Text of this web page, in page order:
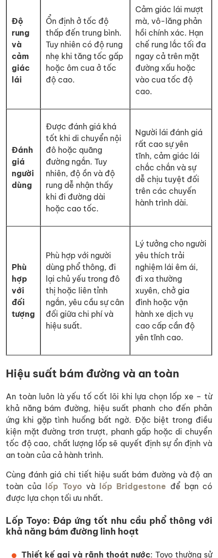
Độ
rung
và
cảm
giác
lái
Ổn định ở tốc độ
thấp đến trung bình.
Tuy nhiên có độ rung
nhẹ khi tăng tốc gấp
hoặc ôm cua ở tốc
độ cao.
Cảm giác lái mượt
mà, vô-lăng phản
hồi chính xác. Hạn
chế rung lắc tối đa
ngay cả trên mặt
đường xấu hoặc
vào cua tốc độ
cao.
Đánh
giá
người
dùng
Được đánh giá khá
tốt khi di chuyển nội
đô hoặc quãng
đường ngắn. Tuy
nhiên, độ ồn và độ
rung dễ nhận thấy
khi đi đường dài
hoặc cao tốc.
Người lái đánh giá
rất cao sự yên
tĩnh, cảm giác lái
chắc chắn và sự
dễ chịu tuyệt đối
trên các chuyến
hành trình dài.
Phù
hợp
với
đối
tượng
Phù hợp với người
dùng phổ thông, đi
lại chủ yếu trong đô
thị hoặc liên tỉnh
ngắn, yêu cầu sự cân
đối giữa chi phí và
hiệu suất.
Lý tưởng cho người
yêu thích trải
nghiệm lái êm ái,
đi xa thường
xuyên, chở gia
đình hoặc vận
hành xe dịch vụ
cao cấp cần độ
yên tĩnh cao.
Hiệu suất bám đường và an toàn
An toàn luôn là yếu tố cốt lõi khi lựa chọn lốp xe – từ
khả năng bám đường, hiệu suất phanh cho đến phản
ứng khi gặp tình huống bất ngờ. Đặc biệt trong điều
kiện mặt đường trơn trượt, phanh gấp hoặc di chuyển
tốc độ cao, chất lượng lốp sẽ quyết định sự ổn định và
an toàn của cả hành trình.
Cùng đánh giá chi tiết hiệu suất bám đường và độ an
toàn của
lốp Toyo và lốp Bridgestone để bạn có
được lựa chọn tối ưu nhất.
Lốp Toyo: Đáp ứng tốt nhu cầu phổ thông với
khả năng bám đường linh hoạt
Thiết kế gai và rãnh thoát nước: Toyo thường sử